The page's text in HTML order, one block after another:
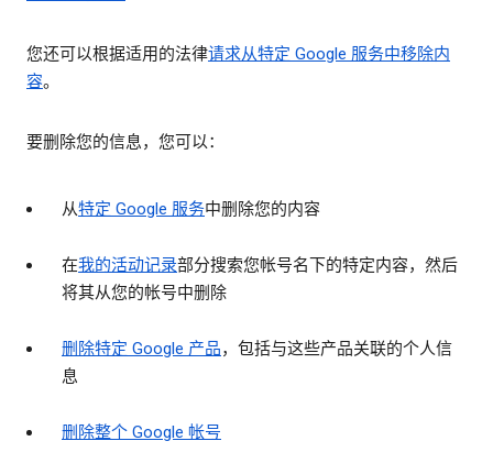
您还可以根据适用的法律请求从特定 Google 服务中移除内
容。
要删除您的信息，您可以：
从特定 Google 服务中删除您的内容
在我的活动记录部分搜索您帐号名下的特定内容，然后
将其从您的帐号中删除
删除特定 Google 产品，包括与这些产品关联的个人信
息
删除整个 Google 帐号